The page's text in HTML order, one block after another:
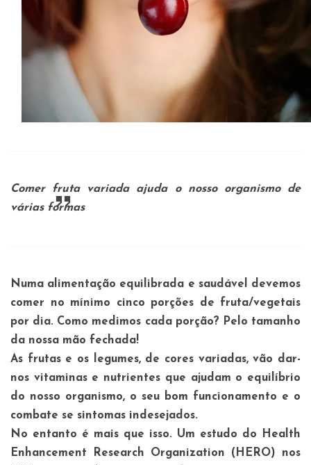
Comer fruta variada ajuda o nosso organismo de
várias formas
Numa alimentação equilibrada e saudável devemos
comer no mínimo cinco porções de fruta/vegetais
por dia. Como medimos cada porção? Pelo tamanho
da nossa mão fechada!
As frutas e os legumes, de cores variadas, vão dar-
nos vitaminas e nutrientes que ajudam o equilíbrio
do nosso organismo, o seu bom funcionamento e o
combate se sintomas indesejados.
No entanto é mais que isso. Um estudo do Health
Enhancement Research Organization (HERO) nos